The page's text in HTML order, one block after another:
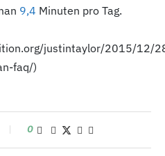
9,4 Minuten pro Tag.
justintaylor/2015/12/
faq/)
0